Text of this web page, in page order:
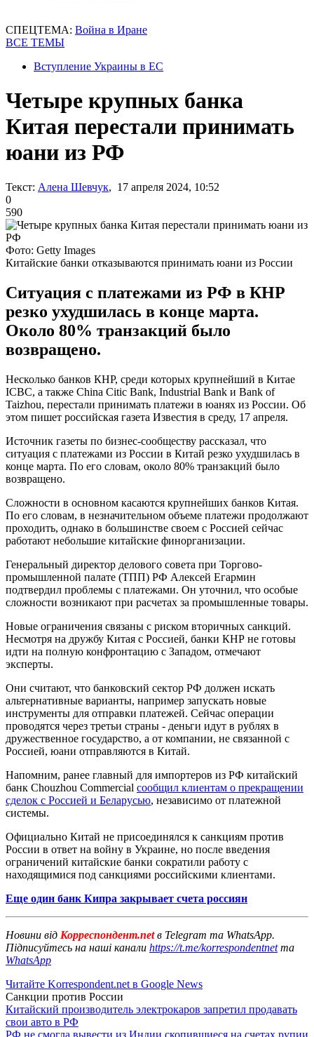
СПЕЦТЕМА: Война в Иране
ВСЕ ТЕМЫ
Вступление Украины в ЕС
Четыре крупных банка
Китая перестали принимать
юани из РФ
Текст: Алена Шевчук, 17 апреля 2024, 10:52
0
590
Фото: Getty Images
Китайские банки отказываются принимать юани из России
Ситуация с платежами из РФ в КНР
резко ухудшилась в конце марта.
Около 80% транзакций было
возвращено.
Несколько банков КНР, среди которых крупнейший в Китае
ICBC, а также China Citic Bank, Industrial Bank и Bank of
Taizhou, перестали принимать платежи в юанях из России. Об
этом пишет российская газета Известия в среду, 17 апреля.
Источник газеты по бизнес-сообществу рассказал, что
ситуация с платежами из России в Китай резко ухудшилась в
конце марта. По его словам, около 80% транзакций было
возвращено.
Сложности в основном касаются крупнейших банков Китая.
По его словам, в незначительном объеме платежи продолжают
проходить, однако в большинстве своем с Россией сейчас
работают небольшие китайские финорганизации.
Генеральный директор делового совета при Торгово-
промышленной палате (ТПП) РФ Алексей Егармин
подтвердил проблемы с платежами. Он уточнил, что особые
сложности возникают при расчетах за промышленные товары.
Новые ограничения связаны с риском вторичных санкций.
Несмотря на дружбу Китая с Россией, банки КНР не готовы
идти на полную конфронтацию с Западом, отмечают
эксперты.
Они считают, что банковский сектор РФ должен искать
альтернативные варианты, например запускать новые
инструменты для отправки платежей. Сейчас операции
проводятся через третьи страны - деньги идут в рублях в
дружественное государство, а от компании, не связанной с
Россией, юани отправляются в Китай.
Напомним, ранее главный для импортеров из РФ китайский
банк Chouzhou Commercial сообщил клиентам о прекращении
сделок с Россией и Беларусью, независимо от платежной
системы.
Официально Китай не присоединялся к санкциям против
России в ответ на войну в Украине, но после введения
ограничений китайские банки сократили работу с
находящимися под санкциями российскими клиентами.
Еще один банк Кипра закрывает счета россиян
Новини від Корреспондент.netв Telegram та WhatsApp.
Підписуйтесь на наші канали https://t.me/korrespondentnetта
WhatsApp
Читайте Korrespondent.net в Google News
Санкции против России
Китайский производитель электрокаров запретил продавать
свои авто в РФ
РФ не смогла вывести из Индии скопившиеся на счетах рупии